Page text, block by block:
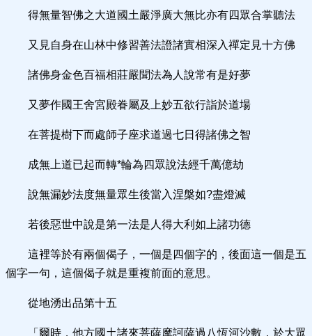
得無量智佛之大道國土嚴淨廣大無比亦有四眾合掌聽法
又見自身在山林中修習善法證諸實相深入禪定見十方佛
諸佛身金色百福相莊嚴聞法為人說常有是好夢
又夢作國王舍宮殿眷屬及上妙五欲行詣於道場
在菩提樹下而處師子座求道過七日得諸佛之智
成無上道已起而轉*輪為四眾說法經千萬億劫
說無漏妙法度無量眾生後當入涅槃如?盡燈滅
若後惡世中說是第一法是人得大利如上諸功德
這裡等於有兩個偈子，一個是四個字的，後面這一個是五
個字一句，這個偈子就是重複前面的意思。
從地湧出品第十五
「爾時，他方國土諸來菩薩摩訶薩過八恆河沙數，於大眾